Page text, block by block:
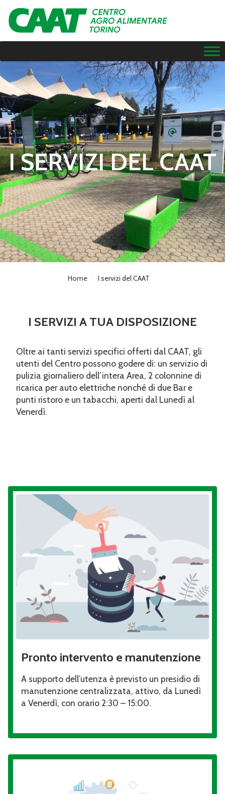
I SERVIZI DEL CAAT
Home I servizi del CAAT
I SERVIZI A TUA DISPOSIZIONE
Oltre ai tanti servizi specifici offerti dal CAAT, gli
utenti del Centro possono godere di: un servizio di
pulizia giornaliero dell’intera Area, 2 colonnine di
ricarica per auto elettriche nonché di due Bar e
punti ristoro e un tabacchi, aperti dal Lunedì al
Venerdì.
Pronto intervento e manutenzione
A supporto dell’utenza è previsto un presidio di
manutenzione centralizzata, attivo, da Lunedì
a Venerdì, con orario 2:30 – 15:00.